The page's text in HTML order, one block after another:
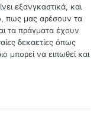
εξανγκαστικά, και
πως μας αρέσουν τα
τα πράγματα έχουν
δεκαετίες όπως
μπορεί να ειπωθεί και